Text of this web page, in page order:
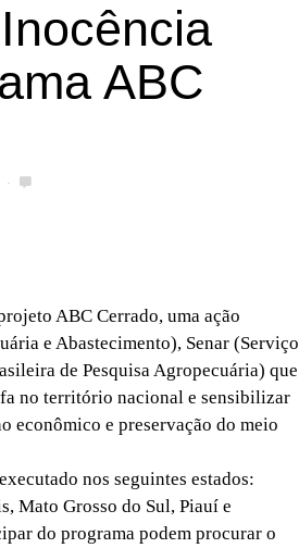
ABC
ABC Cerrado, uma ação
e Abastecimento), Senar (Serviço
de Pesquisa Agropecuária) que
no território nacional e sensibilizar
econômico e preservação do meio
nos seguintes estados:
Mato Grosso do Sul, Piauí e
do programa podem procurar o